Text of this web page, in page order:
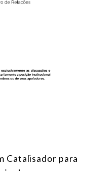
Catalisador para